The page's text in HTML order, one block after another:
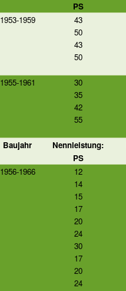
PS
1953-1959
43
50
43
50
1955-1961
30
35
42
55
Baujahr
Nennleistung:
PS
1956-1966
12
14
15
17
20
24
30
17
20
24